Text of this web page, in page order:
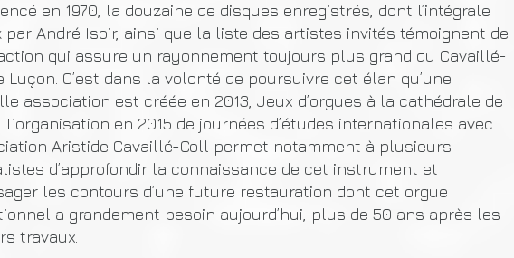
en 1970, la douzaine de disques enregistrés, dont l’intégrale
par André Isoir, ainsi que la liste des artistes invités témoignent de
qui assure un rayonnement toujours plus grand du Cavaillé-
Luçon. C’est dans la volonté de poursuivre cet élan qu’une
association est créée en 2013, Jeux d’orgues à la cathédrale de
L’organisation en 2015 de journées d’études internationales avec
Aristide Cavaillé-Coll permet notamment à plusieurs
d’approfondir la connaissance de cet instrument et
les contours d’une future restauration dont cet orgue
a grandement besoin aujourd’hui, plus de 50 ans après les
travaux.